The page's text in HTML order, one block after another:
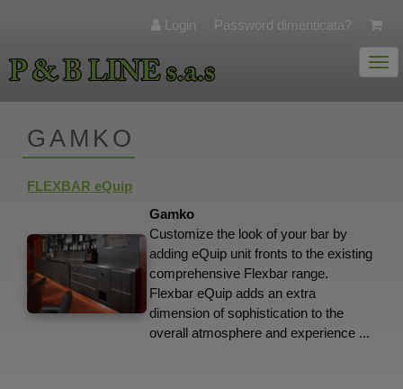
Login Password dimenticata?
GAMKO
FLEXBAR eQuip
Gamko
Customize the look of your bar by
adding eQuip unit fronts to the existing
comprehensive Flexbar range.
Flexbar eQuip adds an extra
dimension of sophistication to the
overall atmosphere and experience ...